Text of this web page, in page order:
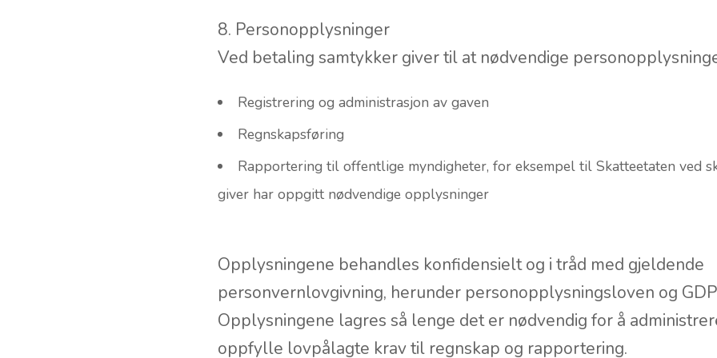
8. Personopplysninger
Ved betaling samtykker giver til at nødvendige
Registrering og administrasjon av gaven
Regnskapsføring
Rapportering til offentlige myndigheter, for eksempel til Skatteetaten ved
giver har oppgitt nødvendige opplysninger
Opplysningene behandles konfidensielt og i tråd med gjeldende
personvernlovgivning, herunder personopplysningsloven og
Opplysningene lagres så lenge det er nødvendig for å
oppfylle lovpålagte krav til regnskap og rapportering.